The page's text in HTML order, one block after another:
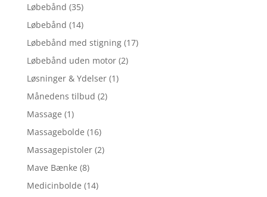
Løbebånd (35)
Løbebånd (14)
Løbebånd med stigning (17)
Løbebånd uden motor (2)
Løsninger & Ydelser (1)
Månedens tilbud (2)
Massage (1)
Massagebolde (16)
Massagepistoler (2)
Mave Bænke (8)
Medicinbolde (14)